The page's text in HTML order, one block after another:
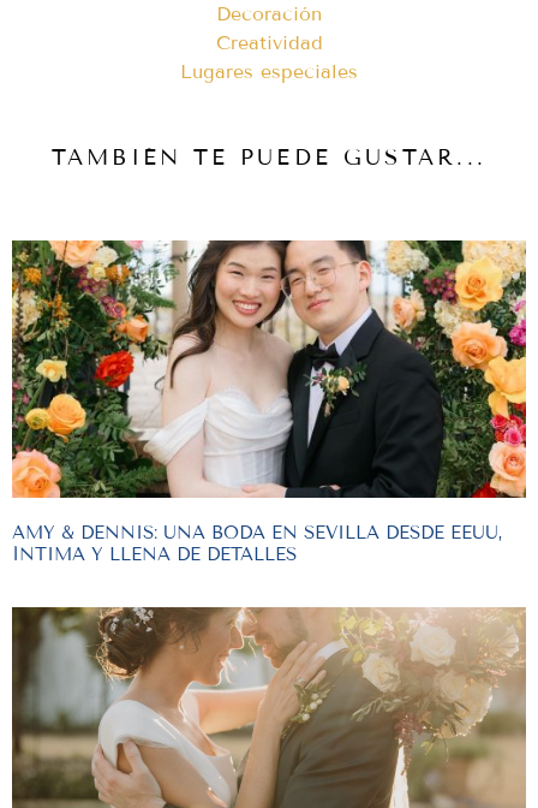
Decoración
Creatividad
Lugares especiales
TAMBIÉN TE PUEDE GUSTAR...
AMY & DENNIS: UNA BODA EN SEVILLA DESDE EEUU,
ÍNTIMA Y LLENA DE DETALLES